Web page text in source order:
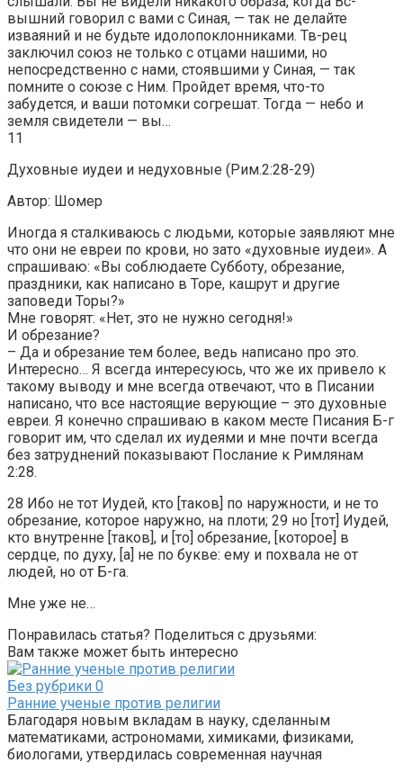
вышний говорил с вами с Синая, — так не делайте
изваяний и не будьте идолопоклонниками. Тв-рец
заключил союз не только с отцами нашими, но
непосредственно с нами, стоявшими у Синая, — так
помните о союзе с Ним. Пройдет время, что-то
забудется, и ваши потомки согрешат. Тогда — небо и
земля свидетели — вы…
11
Духовные иудеи и недуховные (Рим.2:28-29)
Автор: Шомер
Иногда я сталкиваюсь с людьми, которые заявляют мне
что они не евреи по крови, но зато «духовные иудеи». А
спрашиваю: «Вы соблюдаете Субботу, обрезание,
праздники, как написано в Торе, кашрут и другие
заповеди Торы?»
Мне говорят: «Нет, это не нужно сегодня!»
И обрезание?
– Да и обрезание тем более, ведь написано про это.
Интересно… Я всегда интересуюсь, что же их привело к
такому выводу и мне всегда отвечают, что в Писании
написано, что все настоящие верующие – это духовные
евреи. Я конечно спрашиваю в каком месте Писания Б-г
говорит им, что сделал их иудеями и мне почти всегда
без затруднений показывают Послание к Римлянам
2:28.
28 Ибо не тот Иудей, кто [таков] по наружности, и не то
обрезание, которое наружно, на плоти; 29 но [тот] Иудей,
кто внутренне [таков], и [то] обрезание, [которое] в
сердце, по духу, [а] не по букве: ему и похвала не от
людей, но от Б-га.
Мне уже не…
Понравилась статья? Поделиться с друзьями:
Вам также может быть интересно
Без рубрики 0
Ранние ученые против религии
Благодаря новым вкладам в науку, сделанным
математиками, астрономами, химиками, физиками,
биологами, утвердилась современная научная